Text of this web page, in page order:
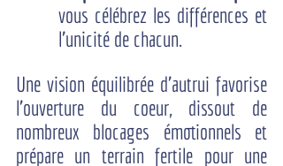
vous célébrez les différences et
l'unicité de chacun.
Une vision équilibrée d'autrui favorise
l'ouverture du coeur, dissout de
nombreux blocages émotionnels et